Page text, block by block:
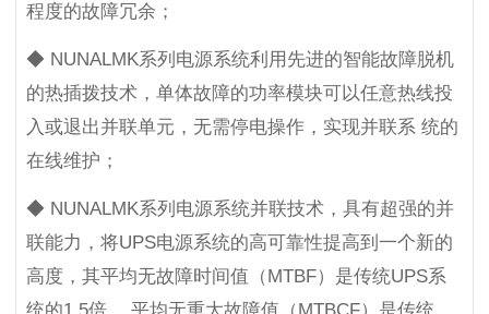
程度的故障冗余；
◆ NUNALMK系列电源系统利用先进的智能故障脱机
的热插拨技术，单体故障的功率模块可以任意热线投
入或退出并联单元，无需停电操作，实现并联系 统的
在线维护；
◆ NUNALMK系列电源系统并联技术，具有超强的并
联能力，将UPS电源系统的高可靠性提高到一个新的
高度，其平均无故障时间值（MTBF）是传统UPS系